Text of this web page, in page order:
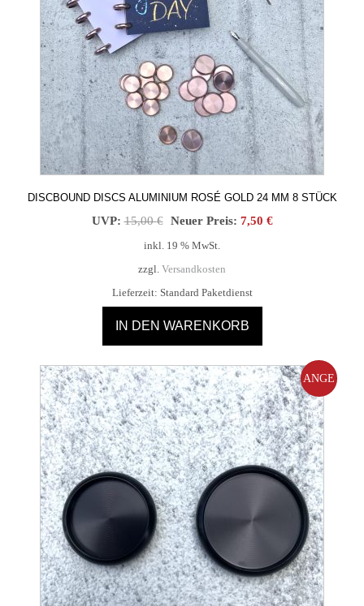
DISCBOUND DISCS ALUMINIUM ROSÉ GOLD 24 MM 8 STÜCK
UVP: 15,00€ Ursprünglicher
15,00 €
Neuer Preis: 7,50 €Aktueller
inkl. 19 % MwSt.
zzgl. Versandkosten
Lieferzeit: Standard Paketdienst
IN DEN WARENKORB
ANGE
BOT!